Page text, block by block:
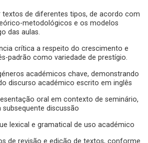
textos de diferentes tipos, de acordo com
metodológicos e os modelos
das aulas.
crítica a respeito do crescimento e
padrão como variedade de prestígio.
académicos chave, demonstrando
discurso académico escrito em inglês
oral em contexto de seminário,
discussão
lexical e gramatical de uso académico
de revisão e edição de textos, conforme